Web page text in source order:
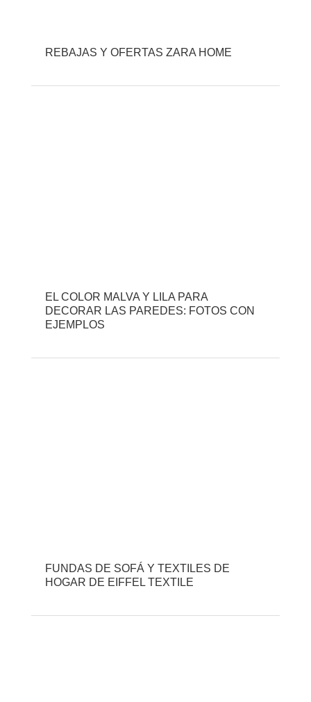
REBAJAS Y OFERTAS ZARA HOME
EL COLOR MALVA Y LILA PARA
DECORAR LAS PAREDES: FOTOS CON
EJEMPLOS
FUNDAS DE SOFÁ Y TEXTILES DE
HOGAR DE EIFFEL TEXTILE